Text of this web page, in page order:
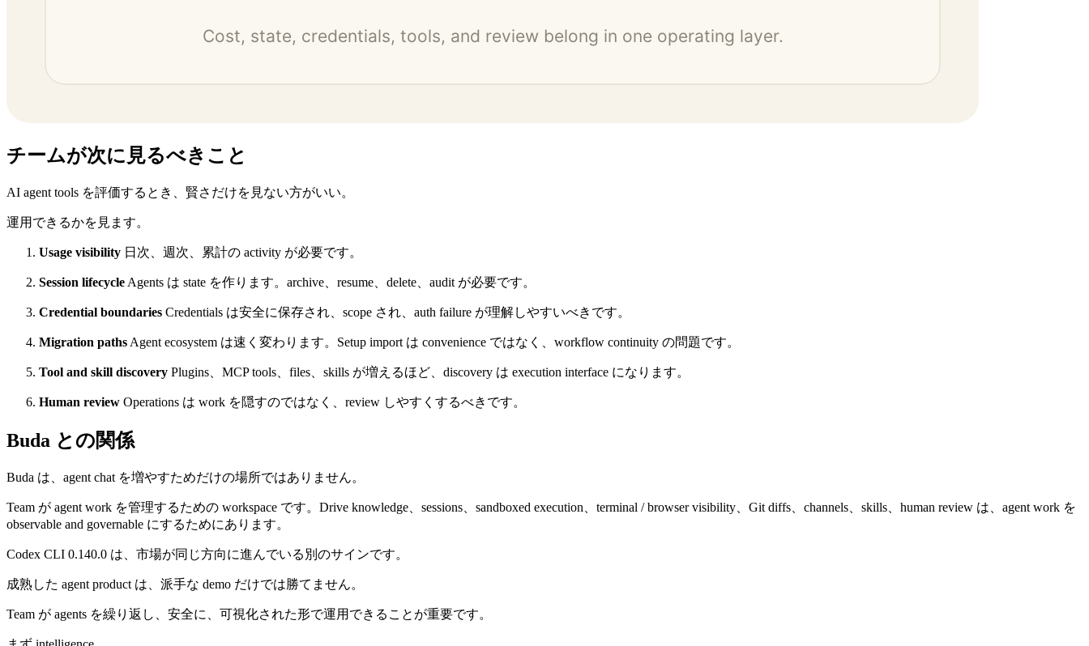
チームが次に見るべきこと
AI agent tools を評価するとき、賢さだけを見ない方がいい。
運用できるかを見ます。
Usage visibility 日次、週次、累計の activity が必要です。
Session lifecycle Agents は state を作ります。archive、resume、delete、audit が必要です。
Credential boundaries Credentials は安全に保存され、scope され、auth failure が理解しやすいべきです。
Migration paths Agent ecosystem は速く変わります。Setup import は convenience ではなく、workflow continuity の問題です。
Tool and skill discovery Plugins、MCP tools、files、skills が増えるほど、discovery は execution interface になります。
Human review Operations は work を隠すのではなく、review しやすくするべきです。
Buda との関係
Buda は、agent chat を増やすためだけの場所ではありません。
Team が agent work を管理するための workspace です。Drive knowledge、sessions、sandboxed execution、terminal / browser visibility、Git diffs、channels、skills、human review は、agent work を
observable and governable にするためにあります。
Codex CLI 0.140.0 は、市場が同じ方向に進んでいる別のサインです。
成熟した agent product は、派手な demo だけでは勝てません。
Team が agents を繰り返し、安全に、可視化された形で運用できることが重要です。